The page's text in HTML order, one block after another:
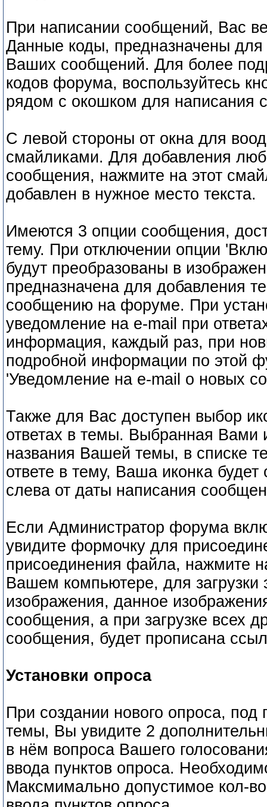
При написании сообщений, Вас
Данные коды, предназначены для
Ваших сообщений. Для более
кодов форума, воспользуйтесь
рядом с окошком для написания
С левой стороны от окна для
смайликами. Для добавления
сообщения, нажмите на этот
добавлен в нужное место текста.
Имеются 3 опции сообщения,
тему. При отключении опции
будут преобразованы в
предназначена для добавления
сообщению на форуме. При
уведомление на e-mail при
информация, каждый раз, при
подробной информации по этой
'Уведомление на e-mail о новых
Также для Вас доступен выбор
ответах в темы. Выбранная Вами
названия Вашей темы, в списке
ответе в тему, Ваша иконка
слева от даты написания
Если Администратор форума
увидите формочку для
присоединения файла, нажмите
Вашем компьютере, для
изображения, данное
сообщения, а при загрузке всех
сообщения, будет прописана
Установки опроса
При создании нового опроса,
темы, Вы увидите 2
в нём вопроса Вашего
ввода пунктов опроса.
Максмимально допустимое кол-